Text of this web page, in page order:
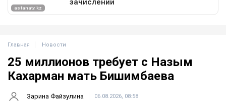
Главная Новости
25 миллионов требует с Назым
Кахарман мать Бишимбаева
Зарина Файзулина 06.08.2026, 08:58